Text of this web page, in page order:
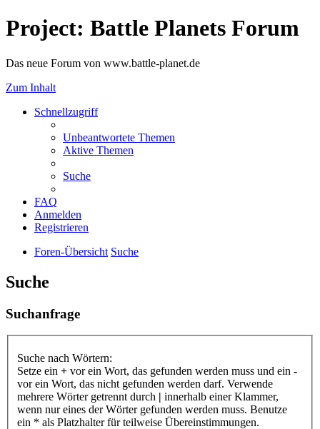
Project: Battle Planets Forum
Das neue Forum von www.battle-planet.de
Zum Inhalt
Schnellzugriff
Unbeantwortete Themen
Aktive Themen
Suche
FAQ
Anmelden
Registrieren
Foren-Übersicht Suche
Suche
Suchanfrage
Suche nach Wörtern:
Setze ein + vor ein Wort, das gefunden werden muss und ein -
vor ein Wort, das nicht gefunden werden darf. Verwende
mehrere Wörter getrennt durch | innerhalb einer Klammer,
wenn nur eines der Wörter gefunden werden muss. Benutze
ein * als Platzhalter für teilweise Übereinstimmungen.